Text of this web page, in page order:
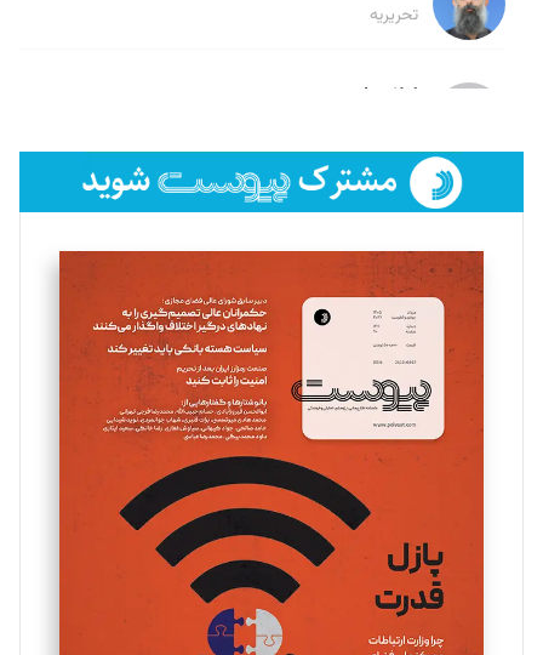
تحریریه
لیلا حنارود
فائزه فتحی رستمی
تحریریه
سروش کرمیان
تحریریه
مینا پاکدل
یسنا امان‌پور
تحریریه